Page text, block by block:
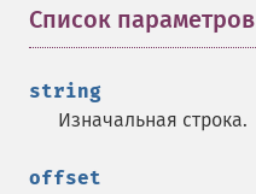
Список параметров
string
Изначальная строка.
offset